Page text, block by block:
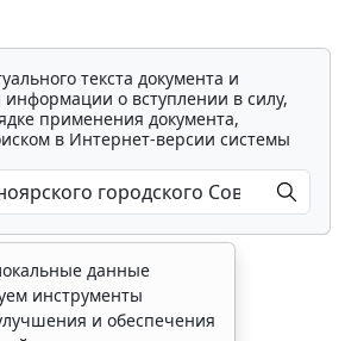
текста документа и
о вступлении в силу,
применения документа,
в Интернет-версии системы
данные
инструменты
и обеспечения